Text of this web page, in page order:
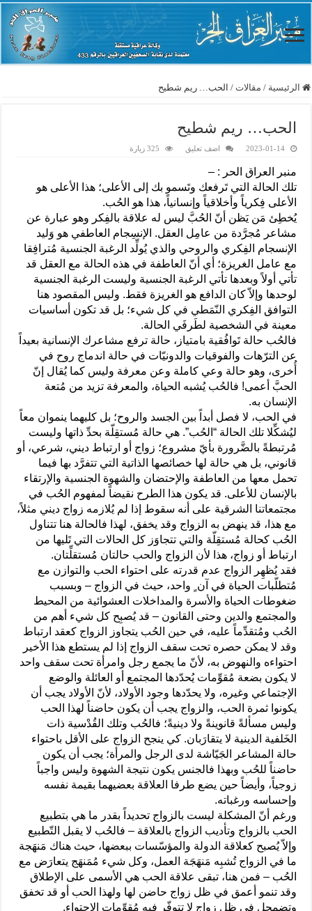
الرئيسية / مقالات / الحب… ريم شطيح
الحب… ريم شطيح
2023-01-14 اضف تعليق 325 زيارة
منبر العراق الحر : –
تلك الحالة التي تَرفعك وتَسمو بك إلى الأعلى؛ هذا الأعلى هو
الأعلى فِكرياً وأخلاقياً وإنسانياً، هذا هو الحُب.
يُخطِئ مَن يَظن أنّ الحُبَّ ليس له علاقة بالفِكر وهو عبارة عن
مشاعر مُجرَّدة من عامِل العقل. الإنسِجام العاطفي هو وَليد
الإنسجام الفِكري والروحي والذي يُولِّد الرغبة الجنسية مُترافِقا
مع عامل الغريزة؛ أي أنّ العاطفة في هذه الحالة مع العقل قد
تأتي أولاً وبعدها تأتي الرغبة الجنسية وليست الرغبة الجنسية
لوحدها وإلاّ كان الدافع هو الغريزة فقط. وليس المقصود هنا
التوافق الفِكري النّمَطي في كل شيء؛ بل قد تكون أساسيات
معينة في الشخصية لطَرفَي الحالة.
فالحُب حالة تَوافُقية بامتياز، حالة ترفع مشاعرك الإنسانية بعيداً
عن الترّهات والفوقيات والدونيّات في حالة اندماج روح في
أُخرى، وهو حالة وعي كاملة وعن معرفة وليس كما يُقال إنّ
الحبَّ أعمى! فالحُب يُشبه الحياة، والمعرفة تزيد من مُتعة
الإنسان به.
في الحب، لا فصل أبداً بين الجسد والروح؛ بل كليهما ينموان معاً
ليُشكِّلا تلك الحالة “الحُب”. هي حالة مُستقِلّة بحدِّ ذاتها وليست
مُرتبطةً بالضَّرورة بأيّ مشروع؛ زواج أو ارتباط ديني، شرعي، أو
قانوني، بل هي حالة لها خصائصها الذاتية التي تتفرَّد بها فيما
تحمل معها من العاطفة والإحتضان والشهوة الجنسية والإرتقاء
بالإنسان للأعلى. قد يكون هذا الطرح نقيضاً لمفهوم الحُب في
مجتمعاتنا الشرقية على أنه سقوط إذا لم يُلازمه زواج ديني مثلاً،
مع هذا، قد ينهض به الزواج وقد يخفق، لهذا فالحالة هنا تتناول
الحُب كحالة مُستقِلّة والتي تتجاوَز كل الحالات التي تَليها من
ارتباط أو زواج، هذا لأن الزواج والحب حالتان مُستقلِّتان.
فقد يُظهِر الزواج عدم قدرته على احتواء الحب والتوازن مع
مُتطلّبات الحياة في آن ٍ واحد، حيث في الزواج – وبسبب
ضغوطات الحياة والأسرة والمداخلات العشوائية من المحيط
والمجتمع والدين وحتى القانون – قد يُصبِح كل شيء أهم من
الحُب ومُتقدِّماً عليه، في حين الحُب يتجاوز الزواج كعقد ارتباط
وقد لا يمكن حصره تحت سقف الزواج إذا لم يستطع هذا الأخير
احتواءه والنهوض به، لأنّ ما يجمع رجل وامرأة تحت سقف واحد
لا يكون بضعة مُقوِّمات يُحدّدها المجتمع أو العائلة والوضع
الإجتماعي وغيره، ولا يحدّدها وجود الأولاد، لأنّ الأولاد يجب أن
يكونوا ثمرة الحب، والزواج يجب أن يكون حاضناً لهذا الحب
وليس مسألةً قانوينةً ولا دينيةً؛ فالحُب وتلك القُدْسية ذات
الخَلفية الدينية لا يتقارَبان. كي ينجح الزواج على الأقل باحتواء
حالة المشاعر الجَيّاشة لدى الرجل والمرأة؛ يجب أن يكون
حاضناً للحُب وبهذا فالجنس يكون نتيجة الشهوة وليس واجباً
زوجياً، وأيضاً حين يضع طرفا العلاقة بعضيهما بقيمة نفسه
وإحساسه ورغباته.
ورغم أنّ المشكلة ليست بالزواج تحديداً بقدر ما هي بتطبيع
الحب بالزواج وتأديب الزواج بالعلاقة – فالحُب لا يقبل التّطبيع
وإلاّ يُصبح كعلاقة الدولة والمؤسّسات ببعضها، حيث هناك مَنهَجة
ما في الزواج تُشبِه مَنهَجَة العمل، وكل شيء مُمَنهَج يتعارَض مع
الحُب – فمن هنا، تبقى علاقة الحب هي الأسمى على الإطلاق
وقد تنمو أعمق في ظل زواج حاضن لها ولهذا الحب أو قد تخفق
وتضمحِل في ظل زواج لا تتوفّر فيه مُقوِّمات الإحتواء.